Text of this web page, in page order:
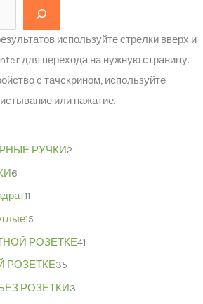
используйте стрелки вверх и
для перехода на нужную страницу.
с тачскрином, используйте
или нажатие.
РУЧКИ2
6
11
15
РОЗЕТКЕ41
РОЗЕТКЕ35
РОЗЕТКИ3